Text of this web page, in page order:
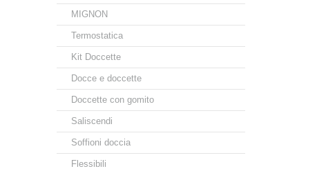
MIGNON
Termostatica
Kit Doccette
Docce e doccette
Doccette con gomito
Saliscendi
Soffioni doccia
Flessibili